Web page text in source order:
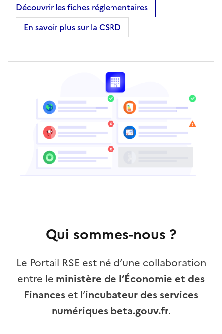
Découvrir les fiches réglementaires
En savoir plus sur la CSRD
Qui sommes-nous ?
Le Portail RSE est né d’une collaboration
entre le ministère de l’Économie et des
Finances et l’incubateur des services
numériques beta.gouv.fr.